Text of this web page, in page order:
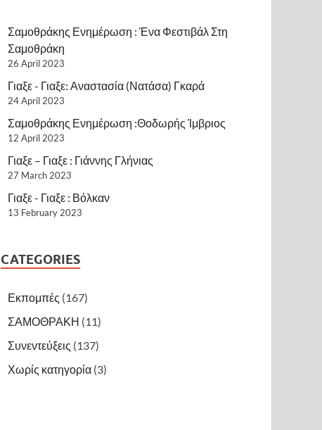
Σαμοθράκης Ενημέρωση : Ένα Φεστιβάλ Στη
Σαμοθράκη
26 April 2023
Γιαξε - Γιαξε: Αναστασία (Νατάσα) Γκαρά
24 April 2023
Σαμοθράκης Ενημέρωση :Θοδωρής Ίμβριος
12 April 2023
Γιαξε – Γιαξε : Γιάννης Γλήνιας
27 March 2023
Γιαξε - Γιαξε : Βόλκαν
13 February 2023
CATEGORIES
Εκπομπές (167)
ΣΑΜΟΘΡΑΚΗ (11)
Συνεντεύξεις (137)
Χωρίς κατηγορία (3)